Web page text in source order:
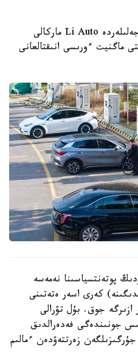
استانا.قازاقپارات - الەۋمەتتىك جەلىلەردە Li Auto ماركالى
ماگنيت ءورىسى انىقتالعانى
پوتەنتسياسىنا نەمەسە
كەرى اسەر ەتەتىنى
ازىرگە جوق. بۇل تۋرالى
جونىندەگى فەدەرالدىق
زەرتتەۋدەن ءمالىم